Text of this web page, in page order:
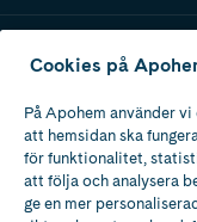
Apotek med
av
Cookies på
På Apohem använder
att hemsidan ska
för funktionalitet,
att följa och analysera
ge en mer